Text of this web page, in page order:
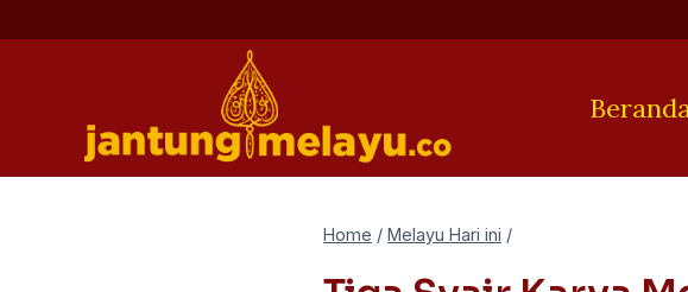
to
Home / Melayu Hari ini /